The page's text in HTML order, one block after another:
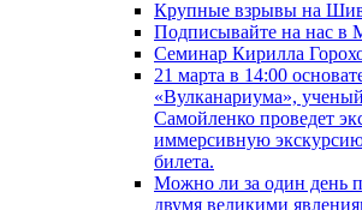
Крупные взрывы на
Подписывайте на нас в
Семинар Кирилла
21 марта в 14:00
«Вулканариума»,
Самойленко проведет
иммерсивную
билета.
Можно ли за один день
двумя великими